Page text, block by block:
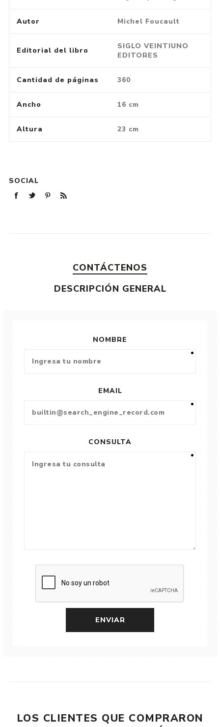
Autor Michel Foucault
Editorial del libro
SIGLO VEINTIUNO
EDITORES
Cantidad de páginas 360
Ancho 16 cm
Altura 23 cm
SOCIAL
CONTÁCTENOS
DESCRIPCIÓN GENERAL
NOMBRE
EMAIL
CONSULTA
LOS CLIENTES QUE COMPRARON